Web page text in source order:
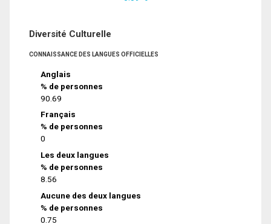
Diversité Culturelle
CONNAISSANCE DES LANGUES OFFICIELLES
Anglais
% de personnes
90.69
Français
% de personnes
0
Les deux langues
% de personnes
8.56
Aucune des deux langues
% de personnes
0.75